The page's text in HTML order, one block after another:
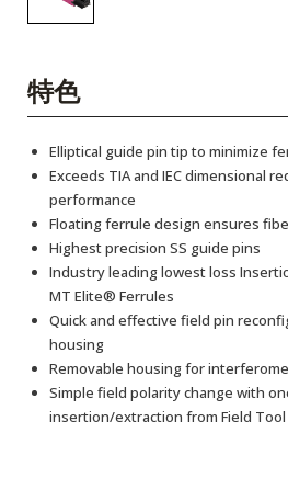
特色
Elliptical guide pin tip to minimize
Exceeds TIA and IEC dimensional
performance
Floating ferrule design ensures
Highest precision SS guide pins
Industry leading lowest loss
MT Elite® Ferrules
Quick and effective field pin
housing
Removable housing for
Simple field polarity change with
insertion/extraction from Field Tool